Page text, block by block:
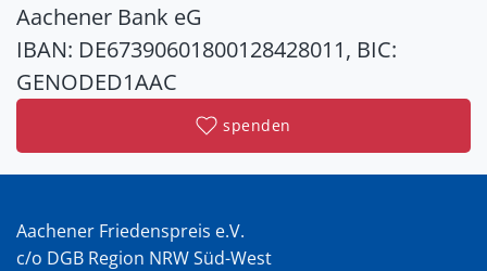
Aachener Bank eG
IBAN: DE67390601800128428011, BIC:
GENODED1AAC
spenden
Aachener Friedenspreis e.V.
c/o DGB Region NRW Süd-West